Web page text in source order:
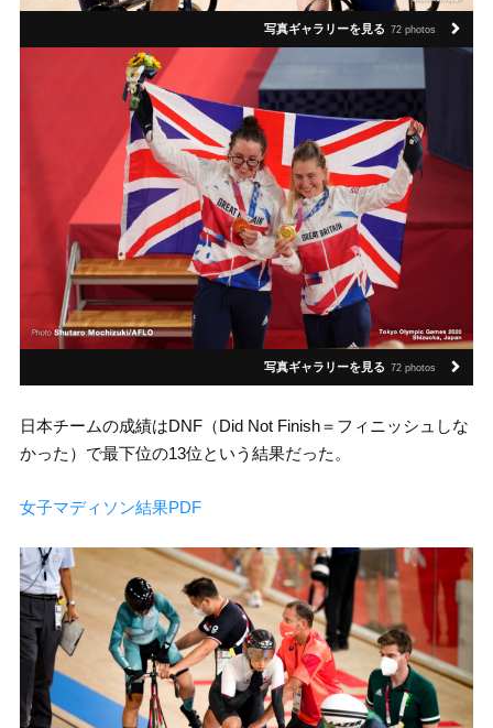
写真ギャラリーを見る 72 photos
写真ギャラリーを見る 72 photos
日本チームの成績はDNF（Did Not Finish＝フィニッシュしな
かった）で最下位の13位という結果だった。
女子マディソン結果PDF